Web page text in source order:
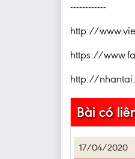
------------
http://
https://
http://
Bài có
17/04/2020